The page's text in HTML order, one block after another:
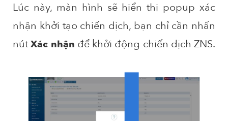
Lúc này, màn hình sẽ hiển thị popup xác
nhận khởi tạo chiến dịch, bạn chỉ cần nhấn
nútXác nhận để khởi động chiến dịch ZNS.